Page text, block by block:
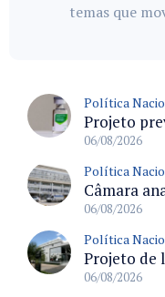
temas que
Política
06/08/2026
Política
06/08/2026
Política
06/08/2026